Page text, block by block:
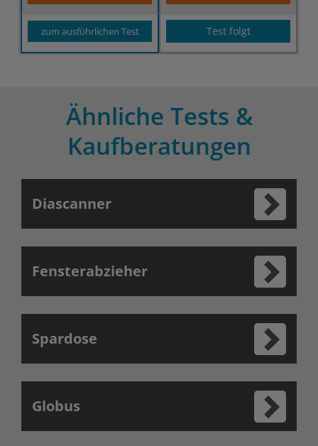
zum ausführlichen Test Test folgt
Ähnliche Tests &
Kaufberatungen
Diascanner
Fensterabzieher
Spardose
Globus